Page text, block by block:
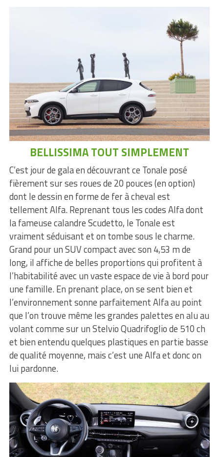
BELLISSIMA TOUT SIMPLEMENT
C’est jour de gala en découvrant ce Tonale posé
fièrement sur ses roues de 20 pouces (en option)
dont le dessin en forme de fer à cheval est
tellement Alfa. Reprenant tous les codes Alfa dont
la fameuse calandre Scudetto, le Tonale est
vraiment séduisant et on tombe sous le charme.
Grand pour un SUV compact avec son 4,53 m de
long, il affiche de belles proportions qui profitent à
l’habitabilité avec un vaste espace de vie à bord pour
une famille. En prenant place, on se sent bien et
l’environnement sonne parfaitement Alfa au point
que l’on trouve même les grandes palettes en alu au
volant comme sur un Stelvio Quadrifoglio de 510 ch
et bien entendu quelques plastiques en partie basse
de qualité moyenne, mais c’est une Alfa et donc on
lui pardonne.